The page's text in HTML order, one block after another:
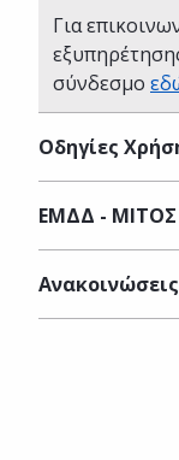
Για
σύνδεσμο
Οδηγίες
ΕΜΔΔ - ΜΙΤΟΣ